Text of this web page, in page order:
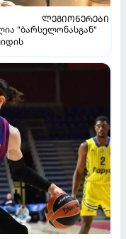
ᲚᲔᲒᲘᲝᲜᲔᲠᲔᲑᲘ
"ბარსელონასგან"